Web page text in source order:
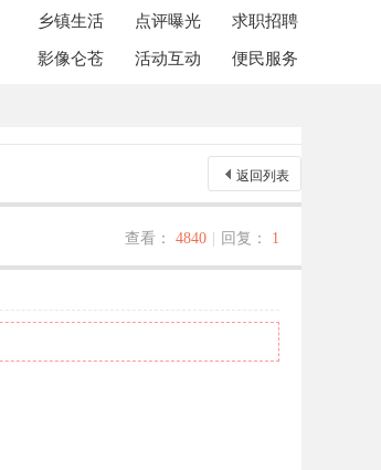
乡镇生活 点评曝光
求职招聘
影像仑苍
活动互动 便民服务
返回列表
查看： 4840 回复： 1